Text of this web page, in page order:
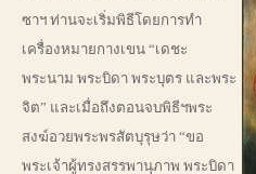
ซาฯ ท่านจะเริ่มพิธีโดยการทำ
เครื่องหมายกางเขน “เดชะ
พระนาม พระบิดา พระบุตร และพระ
จิต” และเมื่อถึงตอนจบพิธีฯพระ
สงฆ์อวยพระพรสัตบุรุษว่า “ขอ
พระเจ้าผู้ทรงสรรพานุภาพ พระบิดา